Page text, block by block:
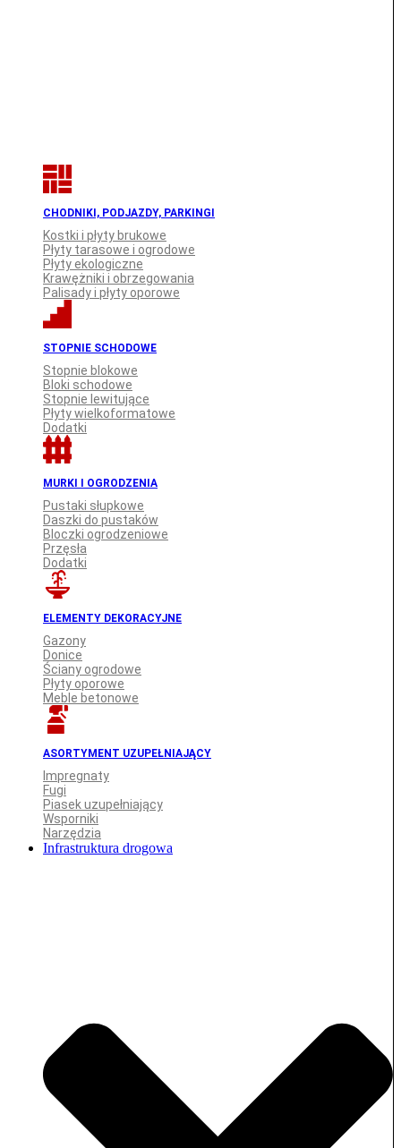
CHODNIKI, PODJAZDY, PARKINGI
Kostki i płyty brukowe
Płyty tarasowe i ogrodowe
Płyty ekologiczne
Krawężniki i obrzegowania
Palisady i płyty oporowe
STOPNIE SCHODOWE
Stopnie blokowe
Bloki schodowe
Stopnie lewitujące
Płyty wielkoformatowe
Dodatki
MURKI I OGRODZENIA
Pustaki słupkowe
Daszki do pustaków
Bloczki ogrodzeniowe
Przęsła
Dodatki
ELEMENTY DEKORACYJNE
Gazony
Donice
Ściany ogrodowe
Płyty oporowe
Meble betonowe
ASORTYMENT UZUPEŁNIAJĄCY
Impregnaty
Fugi
Piasek uzupełniający
Wsporniki
Narzędzia
Infrastruktura drogowa